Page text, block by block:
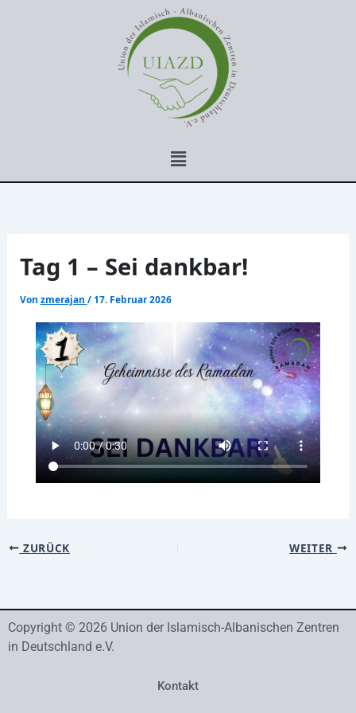
Menü
Tag 1 – Sei dankbar!
Von zmerajan /17. Februar 2026
ZURÜCK WEITER
Copyright © 2026 Union der Islamisch-Albanischen Zentren
in Deutschland e.V.
Kontakt